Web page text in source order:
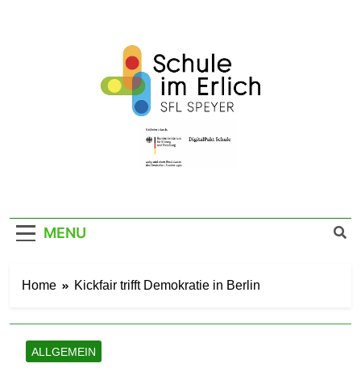
Erlich Speyer
MENU
Home Kickfair trifft Demokratie in Berlin
ALLGEMEIN